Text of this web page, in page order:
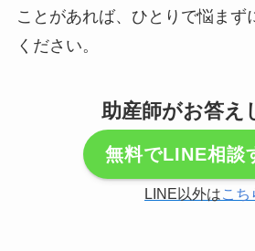
ことがあれば、ひとりで悩まず
ください。
助産師がお答え
無料でLINE相談
LINE以外はこち